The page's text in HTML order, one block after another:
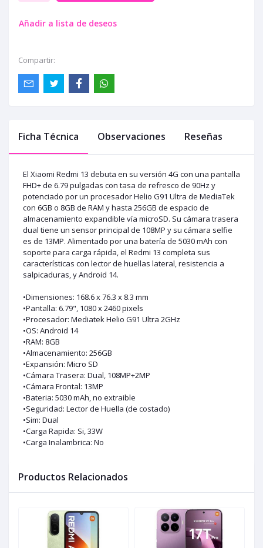
Añadir a lista de deseos
Compartir:
Ficha Técnica Observaciones Reseñas
El Xiaomi Redmi 13 debuta en su versión 4G con una pantalla
FHD+ de 6.79 pulgadas con tasa de refresco de 90Hz y
potenciado por un procesador Helio G91 Ultra de MediaTek
con 6GB o 8GB de RAM y hasta 256GB de espacio de
almacenamiento expandible vía microSD. Su cámara trasera
dual tiene un sensor principal de 108MP y su cámara selfie
es de 13MP. Alimentado por una batería de 5030 mAh con
soporte para carga rápida, el Redmi 13 completa sus
características con lector de huellas lateral, resistencia a
salpicaduras, y Android 14.
•Dimensiones: 168.6 x 76.3 x 8.3 mm
•Pantalla: 6.79", 1080 x 2460 pixels
•Procesador: Mediatek Helio G91 Ultra 2GHz
•OS: Android 14
•RAM: 8GB
•Almacenamiento: 256GB
•Expansión: Micro SD
•Cámara Trasera: Dual, 108MP+2MP
•Cámara Frontal: 13MP
•Bateria: 5030 mAh, no extraible
•Seguridad: Lector de Huella (de costado)
•Sim: Dual
•Carga Rapida: Si, 33W
•Carga Inalambrica: No
Productos Relacionados